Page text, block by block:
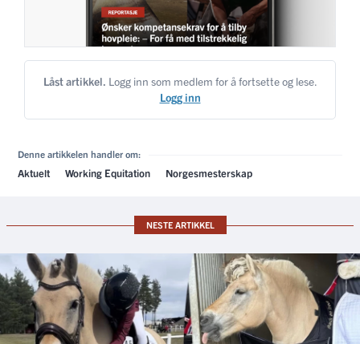
Låst artikkel. Logg inn som medlem for å fortsette og lese.
Logg inn
Denne artikkelen handler om:
Aktuelt Working Equitation Norgesmesterskap
NESTE ARTIKKEL